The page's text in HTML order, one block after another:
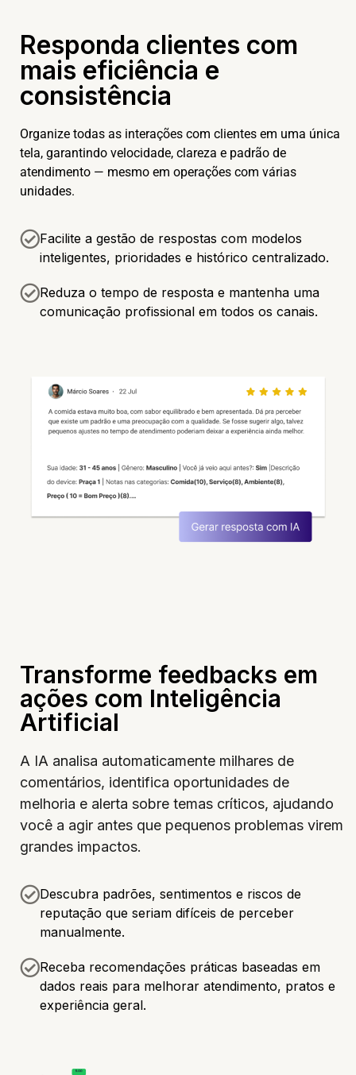
Responda clientes com
mais eficiência e
consistência
Organize todas as interações com clientes em uma única
tela, garantindo velocidade, clareza e padrão de
atendimento — mesmo em operações com várias
unidades.
Facilite a gestão de respostas com modelos
inteligentes, prioridades e histórico centralizado.
Reduza o tempo de resposta e mantenha uma
comunicação profissional em todos os canais.
Transforme feedbacks em
ações com Inteligência
Artificial
A IA analisa automaticamente milhares de
comentários, identifica oportunidades de
melhoria e alerta sobre temas críticos, ajudando
você a agir antes que pequenos problemas virem
grandes impactos.
Descubra padrões, sentimentos e riscos de
reputação que seriam difíceis de perceber
manualmente.
Receba recomendações práticas baseadas em
dados reais para melhorar atendimento, pratos e
experiência geral.